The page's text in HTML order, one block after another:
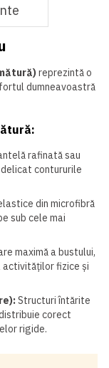
reprezintă o
dumneavoastră
rafinată sau
delicat contururile
din microfibră
sub cele mai
maximă a bustului,
activităților fizice și
Structuri întărite
corect
rigide.